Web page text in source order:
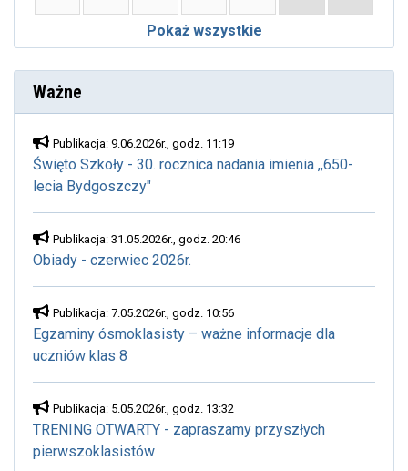
Pokaż wszystkie
Ważne
Publikacja: 9.06.2026r., godz. 11:19
Święto Szkoły - 30. rocznica nadania imienia ,,650-
lecia Bydgoszczy"
Publikacja: 31.05.2026r., godz. 20:46
Obiady - czerwiec 2026r.
Publikacja: 7.05.2026r., godz. 10:56
Egzaminy ósmoklasisty – ważne informacje dla
uczniów klas 8
Publikacja: 5.05.2026r., godz. 13:32
TRENING OTWARTY - zapraszamy przyszłych
pierwszoklasistów